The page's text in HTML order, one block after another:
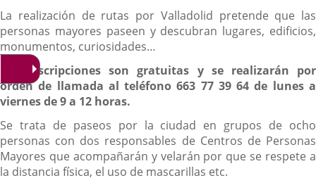
La realización de rutas por Valladolid pretende que las
personas mayores paseen y descubran lugares, edificios,
monumentos, curiosidades…
Las inscripciones son gratuitas y se realizarán por
orden de llamada al teléfono 663 77 39 64 de lunes a
viernes de 9 a 12 horas.
Se trata de paseos por la ciudad en grupos de ocho
personas con dos responsables de Centros de Personas
Mayores que acompañarán y velarán por que se respete a
la distancia física, el uso de mascarillas etc.